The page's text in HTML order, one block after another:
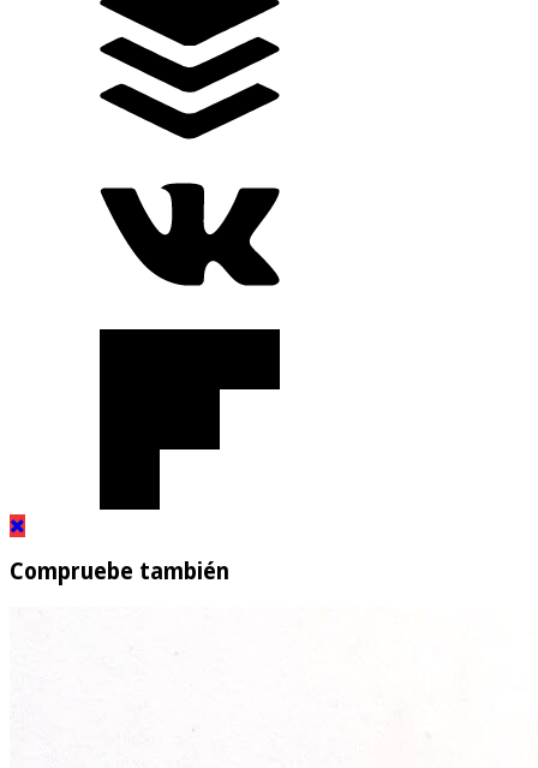
Compruebe también